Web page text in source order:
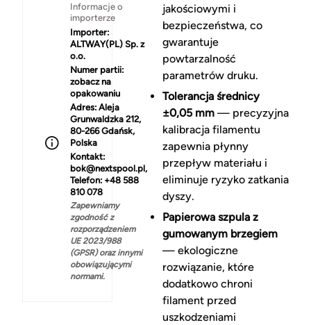
Informacje o
importerze
Importer:
ALTWAY(PL) Sp. z
o.o.
Numer partii:
zobacz na
opakowaniu
Adres: Aleja
Grunwaldzka 212,
80-266 Gdańsk,
Polska
Kontakt:
bok@nextspool.pl,
Telefon: +48 588
810 078
Zapewniamy
zgodność z
rozporządzeniem
UE 2023/988
(GPSR) oraz innymi
obowiązującymi
normami.
jakościowymi i
bezpieczeństwa, co
gwarantuje
powtarzalność
parametrów druku.
Tolerancja średnicy
±0,05 mm— precyzyjna
kalibracja filamentu
zapewnia płynny
przepływ materiału i
eliminuje ryzyko zatkania
dyszy.
Papierowa szpula z
gumowanym brzegiem
— ekologiczne
rozwiązanie, które
dodatkowo chroni
filament przed
uszkodzeniami